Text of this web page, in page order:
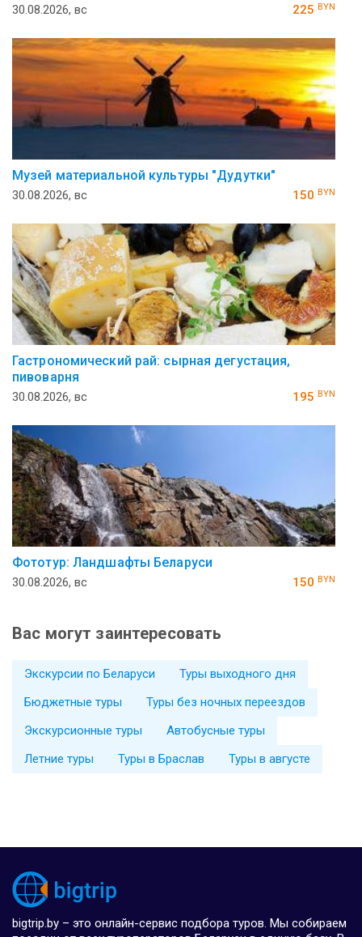
30.08.2026, вс 225 BYN
Музей ма­те­ри­аль­ной куль­ту­ры "Ду­дутки"
30.08.2026, вс 150 BYN
Гастрономический рай: сырная дегустация,
пивоварня
30.08.2026, вс 195 BYN
Фототур: Ландшафты Беларуси
30.08.2026, вс 150 BYN
Вас могут заинтересовать
Экскурсии по Беларуси
Туры выходного дня
Бюджетные туры
Туры без ночных переездов
Экскурсионные туры
Автобусные туры
Летние туры
Туры в Браслав Туры в августе
bigtrip.by – это онлайн-сервис подбора туров. Мы собираем